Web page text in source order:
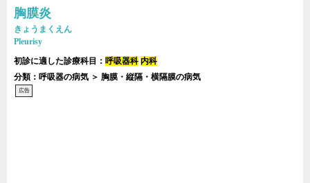
胸膜炎
きょうまくえん
Pleurisy
初診に適した診療科目： 呼吸器科 内科
分類：呼吸器の病気 ＞ 胸膜・縦隔・横隔膜の病気
広告